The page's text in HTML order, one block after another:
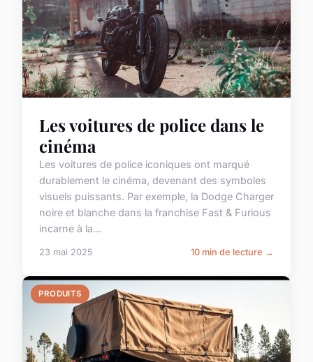
Les voitures de police dans le
cinéma
Les voitures de police iconiques ont marqué
durablement le cinéma, devenant des symboles
visuels puissants. Par exemple, la Dodge Charger
noire et blanche dans la franchise Fast & Furious
incarne à la...
23 mai 2025 10 min de lecture →
PRODUITS